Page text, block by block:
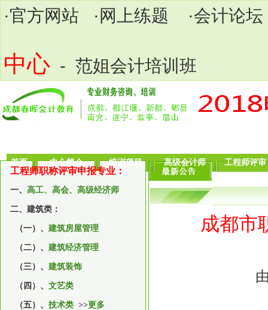
·官方网站 ·网上练题 ·会计论坛
中心 - 范姐会计培训班
首页 中心简介 培训项目 高级会计师 工程师评审
工程师职称评审申报专业：
一、 高工、高会、高级经济师
二、建筑类：
（一）、 建筑房屋管理
（二）、 建筑经济管理
（三）、 建筑装饰
（四）、 文艺类
（五）、 技术类 >>更多
成都市
由